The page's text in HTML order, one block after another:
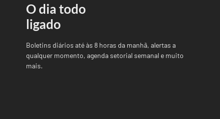
O dia todo
ligado
Boletins diários até às 8 horas da manhã, alertas a
qualquer momento, agenda setorial semanal e muito
mais.